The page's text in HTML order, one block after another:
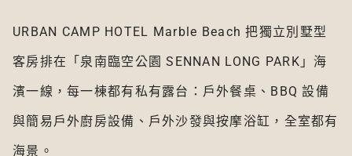
URBAN CAMP HOTEL Marble Beach 把獨立別墅型
客房排在「泉南臨空公園 SENNAN LONG PARK」海
濱一線，每一棟都有私有露台：戶外餐桌、BBQ 設備
與簡易戶外廚房設備、戶外沙發與按摩浴缸，全室都有
海景。